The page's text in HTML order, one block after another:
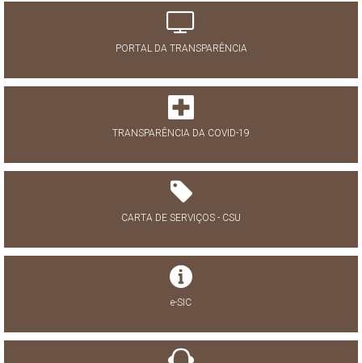
PORTAL DA TRANSPARÊNCIA
TRANSPARÊNCIA DA COVID-19
CARTA DE SERVIÇOS - CSU
e-SIC